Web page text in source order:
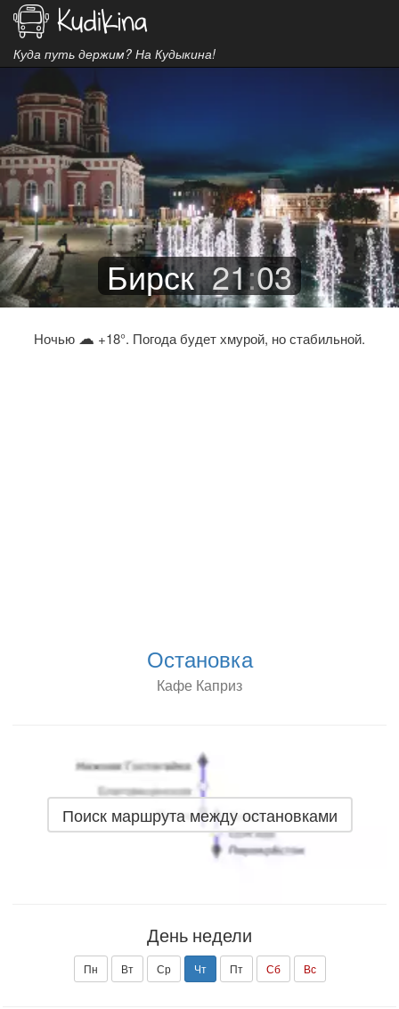
Куда путь держим? На Кудыкина!
Бирск 21:03
Ночью ☁ +18°. Погода будет хмурой, но стабильной.
Остановка
Кафе Каприз
Поиск маршрута между остановками
День недели
Пн Вт Ср Чт Пт Сб Вс